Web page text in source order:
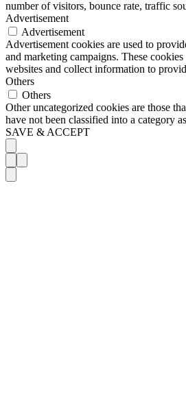
number of visitors, bounce rate, traffic
Advertisement
Advertisement
Advertisement cookies are used to
and marketing campaigns. These
websites and collect information to
Others
Others
Other uncategorized cookies are those
have not been classified into a category
SAVE & ACCEPT